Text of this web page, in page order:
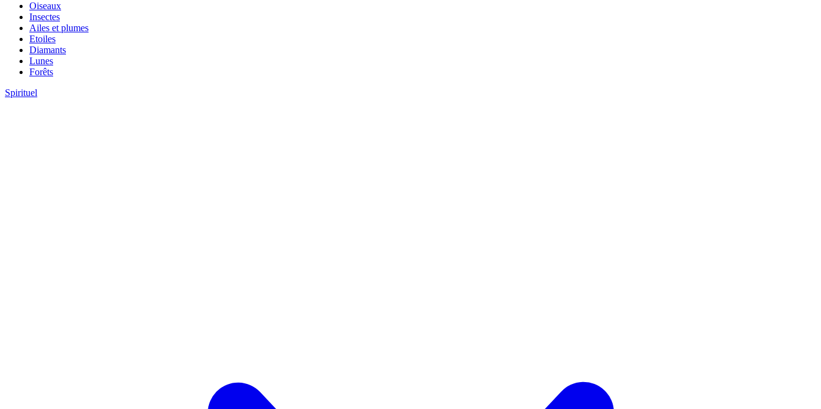
Oiseaux
Insectes
Ailes et plumes
Etoiles
Diamants
Lunes
Forêts
Spirituel